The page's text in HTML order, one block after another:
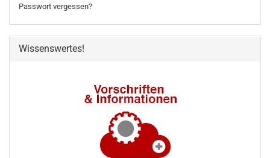
Passwort vergessen?
Wissenswertes!